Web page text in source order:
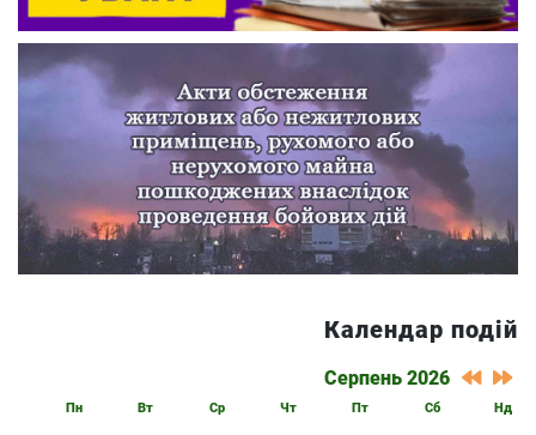
Календар подій
Серпень 2026
Пн Вт Ср Чт Пт Сб Нд